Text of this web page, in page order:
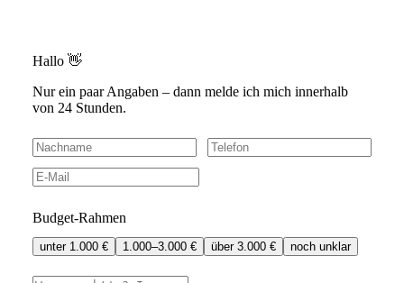
Hallo 👋
Nur ein paar Angaben – dann melde ich mich innerhalb
von 24 Stunden.
Budget-Rahmen
unter 1.000 € 1.000–3.000 € über 3.000 € noch unklar